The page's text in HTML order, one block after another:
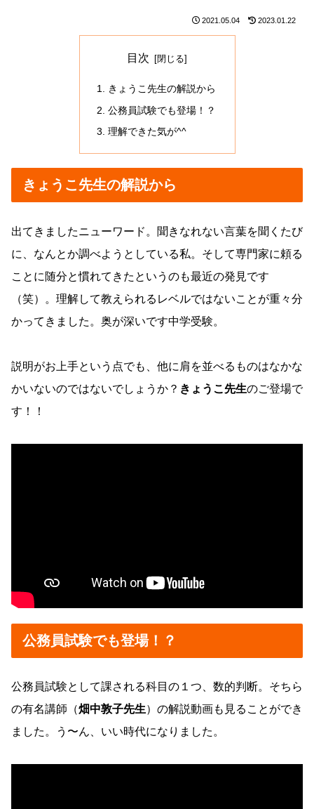
2021.05.04 2023.01.22
目次
きょうこ先生の解説から
公務員試験でも登場！？
理解できた気が^^
きょうこ先生の解説から
出てきましたニューワード。聞きなれない言葉を聞くたび
に、なんとか調べようとしている私。そして専門家に頼る
ことに随分と慣れてきたというのも最近の発見です
（笑）。理解して教えられるレベルではないことが重々分
かってきました。奥が深いです中学受験。
説明がお上手という点でも、他に肩を並べるものはなかな
かいないのではないでしょうか？ きょうこ先生のご登場で
す！！
公務員試験でも登場！？
公務員試験として課される科目の１つ、数的判断。そちら
の有名講師（畑中敦子先生）の解説動画も見ることができ
ました。う〜ん、いい時代になりました。